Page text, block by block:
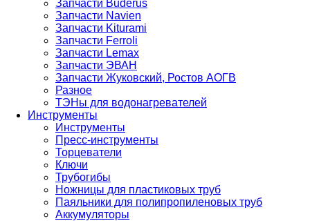
Запчасти Buderus
Запчасти Navien
Запчасти Kiturami
Запчасти Ferroli
Запчасти Lemax
Запчасти ЭВАН
Запчасти Жуковский, Ростов АОГВ
Разное
ТЭНы для водонагревателей
Инструменты
Инструменты
Пресс-инструменты
Торцеватели
Ключи
Трубогибы
Ножницы для пластиковых труб
Паяльники для полипропиленовых труб
Аккумуляторы